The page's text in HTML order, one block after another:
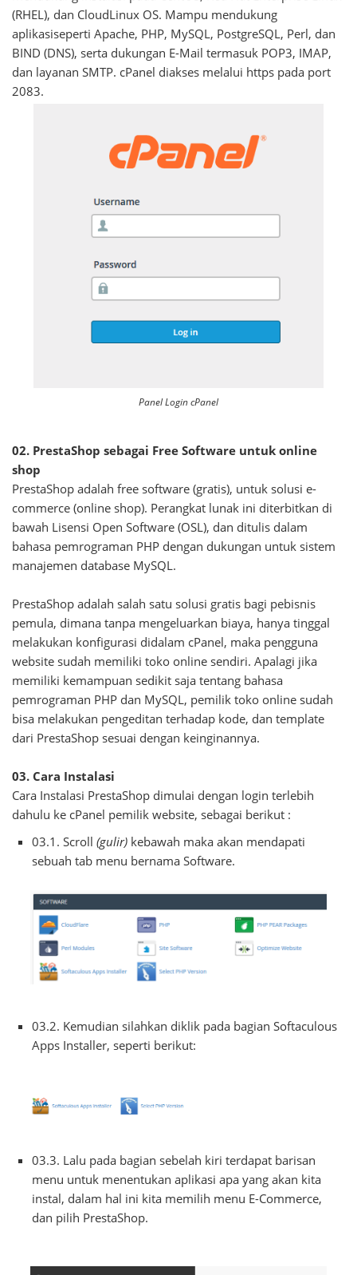
(RHEL), dan CloudLinux OS. Mampu mendukung
aplikasiseperti Apache, PHP, MySQL, PostgreSQL, Perl, dan
BIND (DNS), serta dukungan E-Mail termasuk POP3, IMAP,
dan layanan SMTP. cPanel diakses melalui https pada port
2083.
Panel Login cPanel
02. PrestaShop sebagai Free Software untuk online
shop
PrestaShop adalah free software (gratis), untuk solusi e-
commerce (online shop). Perangkat lunak ini diterbitkan di
bawah Lisensi Open Software (OSL), dan ditulis dalam
bahasa pemrograman PHP dengan dukungan untuk sistem
manajemen database MySQL.
PrestaShop adalah salah satu solusi gratis bagi pebisnis
pemula, dimana tanpa mengeluarkan biaya, hanya tinggal
melakukan konfigurasi didalam cPanel, maka pengguna
website sudah memiliki toko online sendiri. Apalagi jika
memiliki kemampuan sedikit saja tentang bahasa
pemrograman PHP dan MySQL, pemilik toko online sudah
bisa melakukan pengeditan terhadap kode, dan template
dari PrestaShop sesuai dengan keinginannya.
03. Cara Instalasi
Cara Instalasi PrestaShop dimulai dengan login terlebih
dahulu ke cPanel pemilik website, sebagai berikut :
03.1. Scroll (gulir) kebawah maka akan mendapati
sebuah tab menu bernama Software.
03.2. Kemudian silahkan diklik pada bagian Softaculous
Apps Installer, seperti berikut:
03.3. Lalu pada bagian sebelah kiri terdapat barisan
menu untuk menentukan aplikasi apa yang akan kita
instal, dalam hal ini kita memilih menu E-Commerce,
dan pilih PrestaShop.